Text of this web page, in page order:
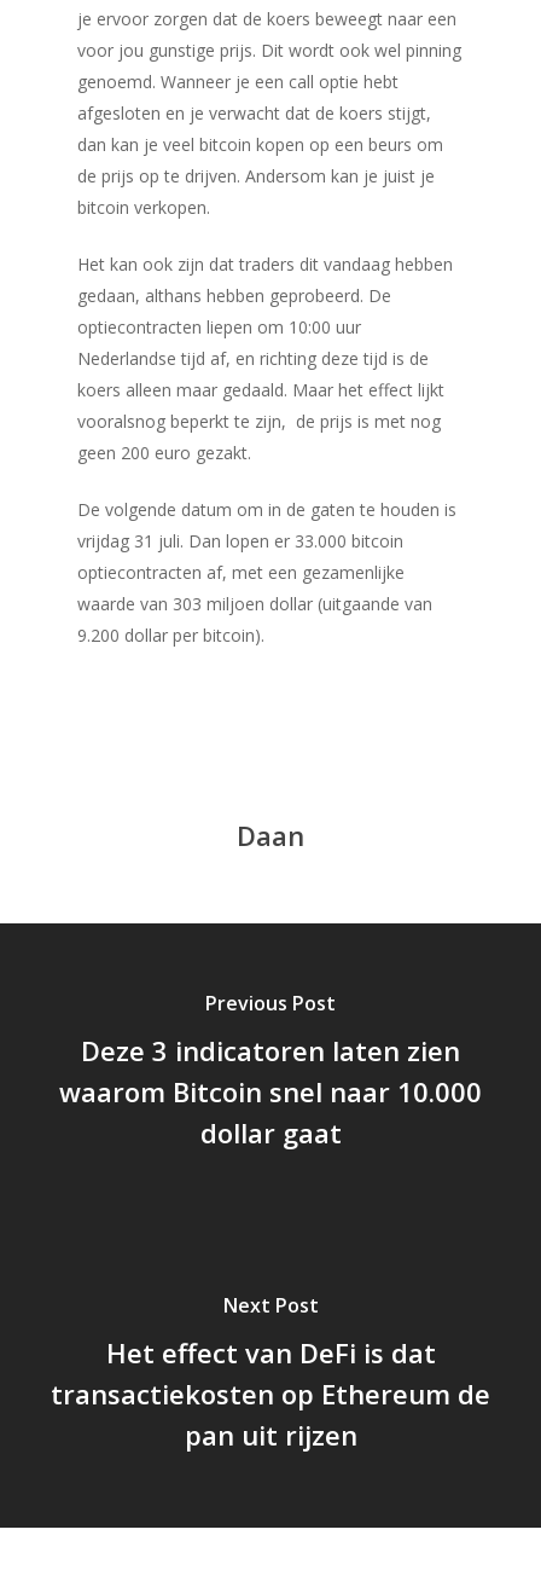
je ervoor zorgen dat de koers beweegt naar een
voor jou gunstige prijs. Dit wordt ook wel pinning
genoemd. Wanneer je een call optie hebt
afgesloten en je verwacht dat de koers stijgt,
dan kan je veel bitcoin kopen op een beurs om
de prijs op te drijven. Andersom kan je juist je
bitcoin verkopen.
Het kan ook zijn dat traders dit vandaag hebben
gedaan, althans hebben geprobeerd. De
optiecontracten liepen om 10:00 uur
Nederlandse tijd af, en richting deze tijd is de
koers alleen maar gedaald. Maar het effect lijkt
vooralsnog beperkt te zijn, de prijs is met nog
geen 200 euro gezakt.
De volgende datum om in de gaten te houden is
vrijdag 31 juli. Dan lopen er 33.000 bitcoin
optiecontracten af, met een gezamenlijke
waarde van 303 miljoen dollar (uitgaande van
9.200 dollar per bitcoin).
Daan
Previous Post
Deze 3 indicatoren laten zien
waarom Bitcoin snel naar 10.000
dollar gaat
Next Post
Het effect van DeFi is dat
transactiekosten op Ethereum de
pan uit rijzen